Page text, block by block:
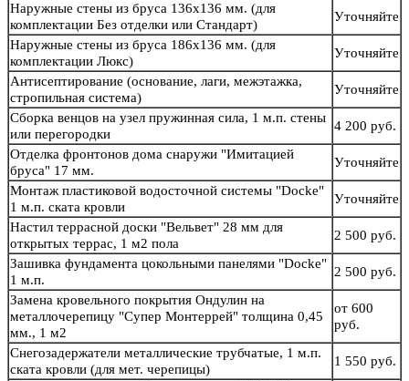
Наружные стены из бруса 136х136 мм. (для
комплектации Без отделки или Стандарт)
Уточняйте
Наружные стены из бруса 186х136 мм. (для
комплектации Люкс)
Уточняйте
Антисептирование (основание, лаги, межэтажка,
стропильная система)
Уточняйте
Сборка венцов на узел пружинная сила, 1 м.п. стены
или перегородки
4 200 руб.
Отделка фронтонов дома снаружи "Имитацией
бруса" 17 мм.
Уточняйте
Монтаж пластиковой водосточной системы "Docke"
1 м.п. ската кровли
Уточняйте
Настил террасной доски "Вельвет" 28 мм для
открытых террас, 1 м2 пола
2 500 руб.
Зашивка фундамента цокольными панелями "Docke"
1 м.п.
2 500 руб.
Замена кровельного покрытия Ондулин на
металлочерепицу "Супер Монтеррей" толщина 0,45
мм., 1 м2
от 600
руб.
Снегозадержатели металлические трубчатые, 1 м.п.
ската кровли (для мет. черепицы)
1 550 руб.